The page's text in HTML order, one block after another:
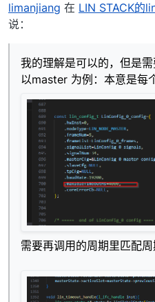
离线
limanjiang 在 LIN STACK的
说：
我的理解是可以的，但是需
以master 为例：本意是每
需要再调用的周期里匹配周